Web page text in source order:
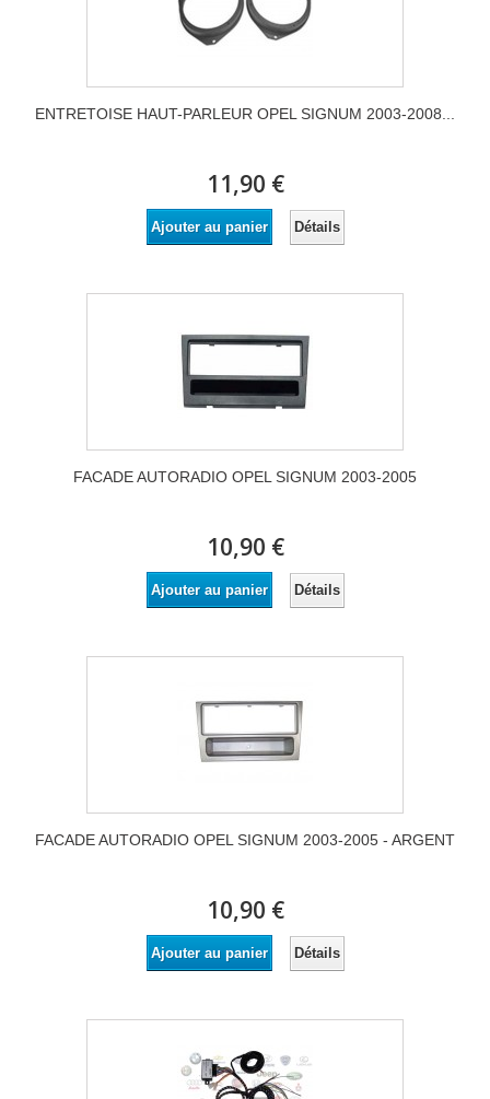
ENTRETOISE HAUT-PARLEUR OPEL SIGNUM 2003-2008...
11,90 €
Ajouter au panier Détails
FACADE AUTORADIO OPEL SIGNUM 2003-2005
10,90 €
Ajouter au panier Détails
FACADE AUTORADIO OPEL SIGNUM 2003-2005 - ARGENT
10,90 €
Ajouter au panier Détails